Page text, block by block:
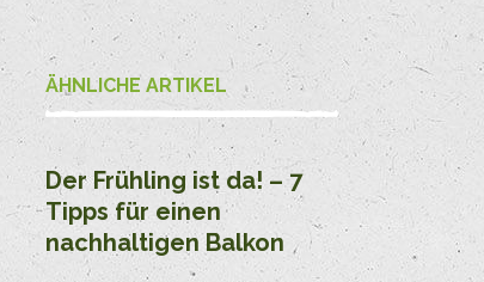
ÄHNLICHE ARTIKEL
Der Frühling ist da! – 7
Tipps für einen
nachhaltigen Balkon